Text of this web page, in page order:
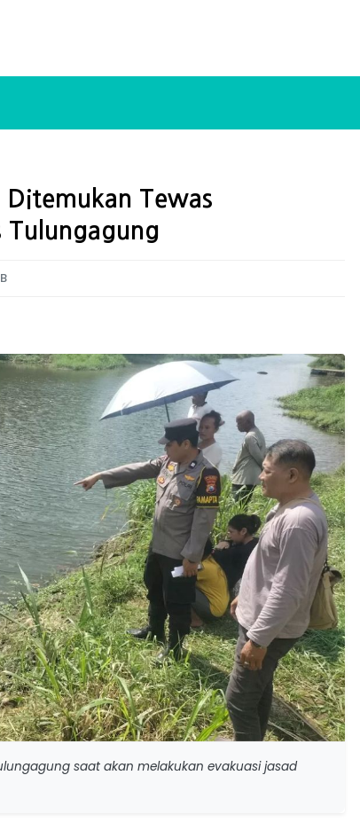
Ditemukan Tewas
Tulungagung
saat akan melakukan evakuasi jasad